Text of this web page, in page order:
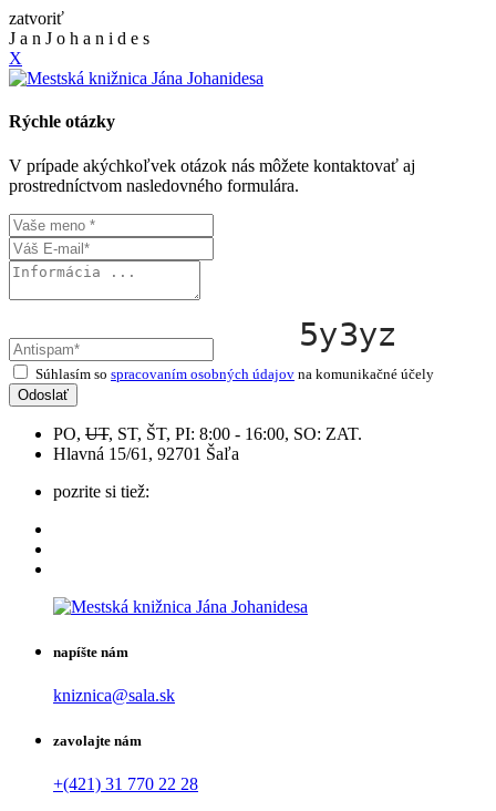
zatvoriť
J a n J o h a n i d e s
X
Rýchle otázky
V prípade akýchkoľvek otázok nás môžete kontaktovať aj
prostredníctvom nasledovného formulára.
Súhlasím so spracovaním osobných údajov na komunikačné účely
Odoslať
PO, UT, ST, ŠT, PI: 8:00 - 16:00, SO: ZAT.
Hlavná 15/61, 92701 Šaľa
pozrite si tiež:
napíšte nám
kniznica@sala.sk
zavolajte nám
+(421) 31 770 22 28